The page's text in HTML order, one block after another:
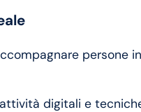
persone
digitali e